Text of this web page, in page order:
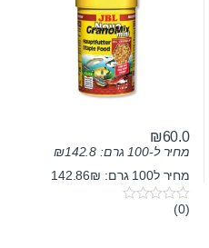
₪60.0
מחיר ל-100 גרם: ₪142.8
מחיר ל100 גרם: 142.86₪
0(0)